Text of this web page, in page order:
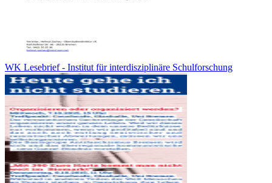
WK Lesebrief - Institut für interdisziplinäre Schulforschung